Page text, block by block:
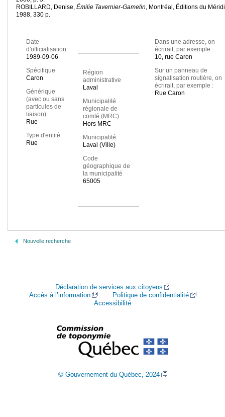
ROBILLARD, Denise, Émilie Tavernier-Gamelin, Montréal, Éditions du
1988, 330 p.
Date
d'officialisation
1989-09-06
Spécifique
Caron
Générique
(avec ou sans
particules de
liaison)
Rue
Type d'entité
Rue
Région
administrative
Laval
Municipalité
régionale de
comté (MRC)
Hors MRC
Municipalité
Laval (Ville)
Code
géographique de
la municipalité
65005
Dans une adresse, on
écrirait, par exemple :
10, rue Caron
Sur un panneau de
signalisation routière, on
écrirait, par exemple :
Rue Caron
Nouvelle recherche
Déclaration de services aux citoyens
Accès à l’information
Politique de confidentialité
Accessibilité
© Gouvernement du Québec, 2024